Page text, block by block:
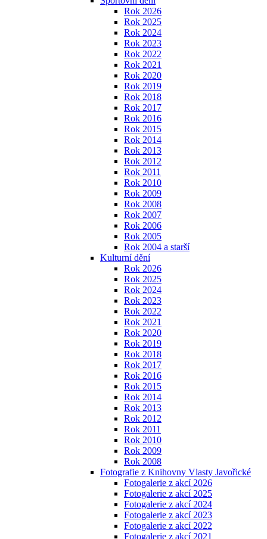
Rok 2026
Rok 2025
Rok 2024
Rok 2023
Rok 2022
Rok 2021
Rok 2020
Rok 2019
Rok 2018
Rok 2017
Rok 2016
Rok 2015
Rok 2014
Rok 2013
Rok 2012
Rok 2011
Rok 2010
Rok 2009
Rok 2008
Rok 2007
Rok 2006
Rok 2005
Rok 2004 a starší
Kulturní dění
Rok 2026
Rok 2025
Rok 2024
Rok 2023
Rok 2022
Rok 2021
Rok 2020
Rok 2019
Rok 2018
Rok 2017
Rok 2016
Rok 2015
Rok 2014
Rok 2013
Rok 2012
Rok 2011
Rok 2010
Rok 2009
Rok 2008
Fotografie z Knihovny Vlasty Javořické
Fotogalerie z akcí 2026
Fotogalerie z akcí 2025
Fotogalerie z akcí 2024
Fotogalerie z akcí 2023
Fotogalerie z akcí 2022
Fotogalerie z akcí 2021